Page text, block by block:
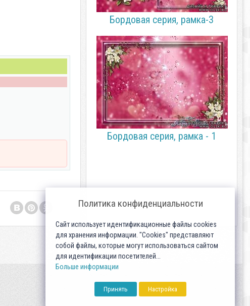
Бордовая серия, рамка-3
Бордовая серия, рамка - 1
Политика конфиденциальности
Сайт использует идентификационные файлы cookies
для хранения информации. "Cookies" представляют
собой файлы, которые могут использоваться сайтом
для идентификации посетителей...
Больше информации
Принять Настройка